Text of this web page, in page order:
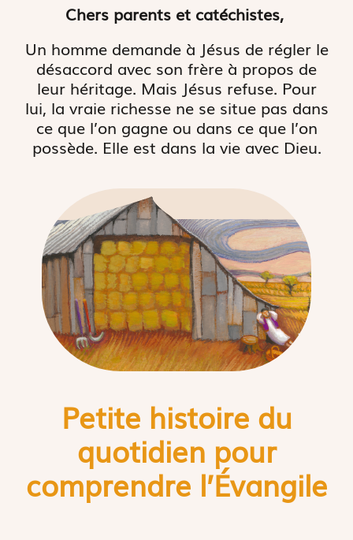
Chers parents et catéchistes,
Un homme demande à Jésus de régler le
désaccord avec son frère à propos de
leur héritage. Mais Jésus refuse. Pour
lui, la vraie richesse ne se situe pas dans
ce que l’on gagne ou dans ce que l’on
possède. Elle est dans la vie avec Dieu.
Petite histoire du
quotidien pour
comprendre l’Évangile